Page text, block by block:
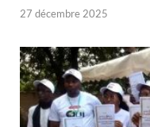
27 décembre 2025